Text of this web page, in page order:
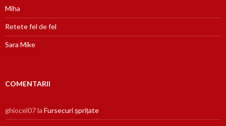
Miha
Retete fel de fel
Sara Mike
COMENTARII
ghiocel07la Fursecuri șprițate